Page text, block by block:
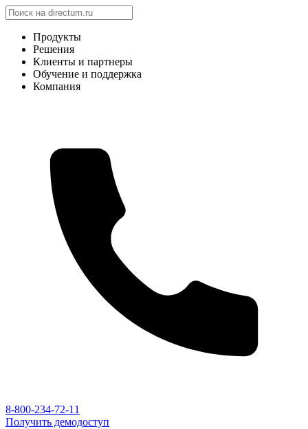
Продукты
Решения
Клиенты и партнеры
Обучение и поддержка
Компания
8-800-234-72-11
Получить демодоступ